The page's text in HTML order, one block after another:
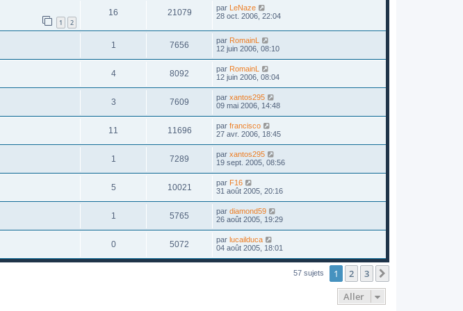
1 2
16 21079 par LeNaze
28 oct. 2006, 22:04
1 7656 par RomainL
12 juin 2006, 08:10
4 8092 par RomainL
12 juin 2006, 08:04
3 7609 par xantos295
09 mai 2006, 14:48
11 11696 par francisco
27 avr. 2006, 18:45
1 7289 par xantos295
19 sept. 2005, 08:56
5 10021 par F16
31 août 2005, 20:16
1 5765 par diamond59
26 août 2005, 19:29
0 5072 par lucailduca
04 août 2005, 18:01
57 sujets 1 2 3
Aller